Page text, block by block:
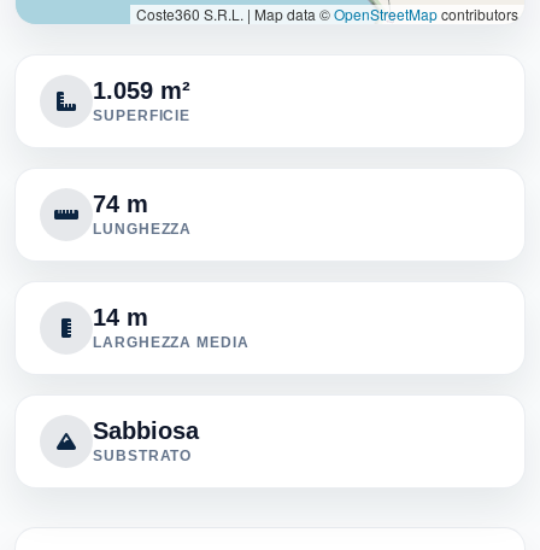
Coste360 S.R.L. | Map data ©OpenStreetMapcontributors
1.059 m²
SUPERFICIE
74 m
LUNGHEZZA
14 m
LARGHEZZA MEDIA
Sabbiosa
SUBSTRATO